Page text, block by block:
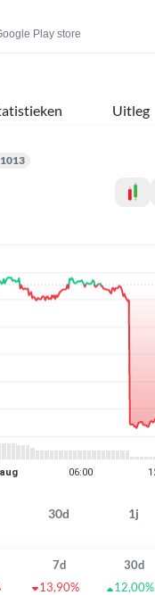
Play store
Uitleg
30d 1j
7d 30d
13,90% 12,00%